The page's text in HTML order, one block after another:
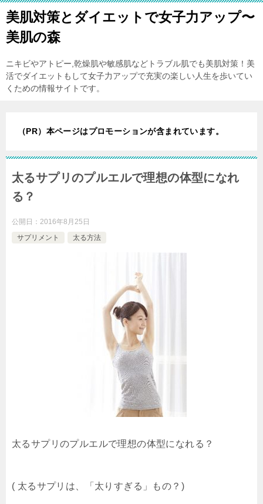
美肌対策とダイエットで女子力アップ〜
美肌の森
ニキビやアトピー,乾燥肌や敏感肌などトラブル肌でも美肌対策！美
活でダイエットもして女子力アップで充実の楽しい人生を歩いてい
くための情報サイトです。
（PR）本ページはプロモーションが含まれています。
太るサプリのプルエルで理想の体型になれ
る？
公開日： 2016年8月25日
サプリメント
太る方法
太るサプリのプルエルで理想の体型になれる？
( 太るサプリは、「太りすぎる」もの？)